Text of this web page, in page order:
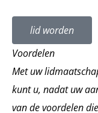
lid worden
Voordelen
Met uw
kunt u, nadat uw
van de voordelen